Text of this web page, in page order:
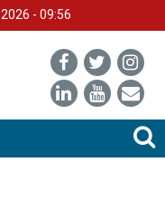
- 09:56